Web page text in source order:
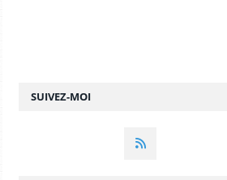
SUIVEZ-MOI